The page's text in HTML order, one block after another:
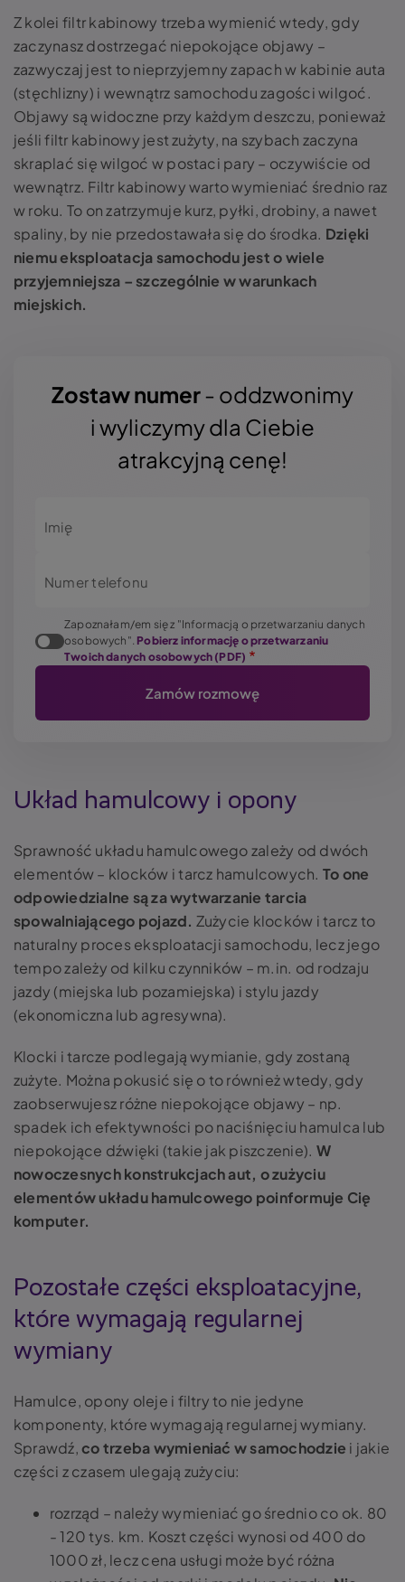
Z kolei filtr kabinowy trzeba wymienić wtedy, gdy
zaczynasz dostrzegać niepokojące objawy –
zazwyczaj jest to nieprzyjemny zapach w kabinie auta
(stęchlizny) i wewnątrz samochodu zagości wilgoć.
Objawy są widoczne przy każdym deszczu, ponieważ
jeśli filtr kabinowy jest zużyty, na szybach zaczyna
skraplać się wilgoć w postaci pary – oczywiście od
wewnątrz. Filtr kabinowy warto wymieniać średnio raz
w roku. To on zatrzymuje kurz, pyłki, drobiny, a nawet
spaliny, by nie przedostawała się do środka. Dzięki
niemueksploatacja samochodu jest o wiele
przyjemniejsza – szczególnie w warunkach
miejskich.
Zostaw numer- oddzwonimy
i wyliczymy dla Ciebie
atrakcyjną cenę!
Imię
Numer telefonu
Zapoznałam/em się z "Informacją o przetwarzaniu danych
osobowych". Pobierz informację o przetwarzaniu
Twoich danych osobowych (PDF)
Układ hamulcowy i opony
Sprawność układu hamulcowego zależy od dwóch
elementów – klocków i tarcz hamulcowych. To one
odpowiedzialne są za wytwarzanie tarcia
spowalniającego pojazd. Zużycie klocków i tarcz to
naturalny proces eksploatacji samochodu, lecz jego
tempo zależy od kilku czynników – m.in. od rodzaju
jazdy (miejska lub pozamiejska) i stylu jazdy
(ekonomiczna lub agresywna).
Klocki i tarcze podlegają wymianie, gdy zostaną
zużyte. Można pokusić się o to również wtedy, gdy
zaobserwujesz różne niepokojące objawy – np.
spadek ich efektywności po naciśnięciu hamulca lub
niepokojące dźwięki (takie jak piszczenie). W
nowoczesnych konstrukcjach aut, o zużyciu
elementów układu hamulcowego poinformuje Cię
komputer.
Pozostałe części eksploatacyjne,
które wymagają regularnej
wymiany
Hamulce, opony oleje i filtry to nie jedyne
komponenty, które wymagają regularnej wymiany.
Sprawdź,co trzeba wymieniać w samochodzie i jakie
części z czasem ulegają zużyciu:
rozrząd – należy wymieniać go średnio co ok. 80
- 120 tys. km. Koszt części wynosi od 400 do
1000 zł, lecz cena usługi może być różna